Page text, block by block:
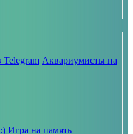
Telegram Аквариумисты на
Игра на память